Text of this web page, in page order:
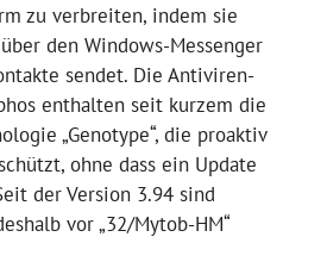
zu verbreiten, indem sie
den Windows-Messenger
sendet. Die Antiviren-
enthalten seit kurzem die
„Genotype“, die proaktiv
ohne dass ein Update
der Version 3.94 sind
vor „32/Mytob-HM“